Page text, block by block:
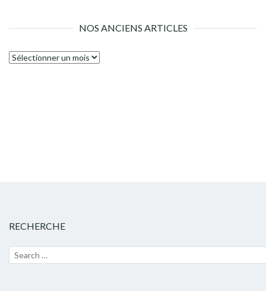
NOS ANCIENS ARTICLES
Nos
RECHERCHE
Recherche